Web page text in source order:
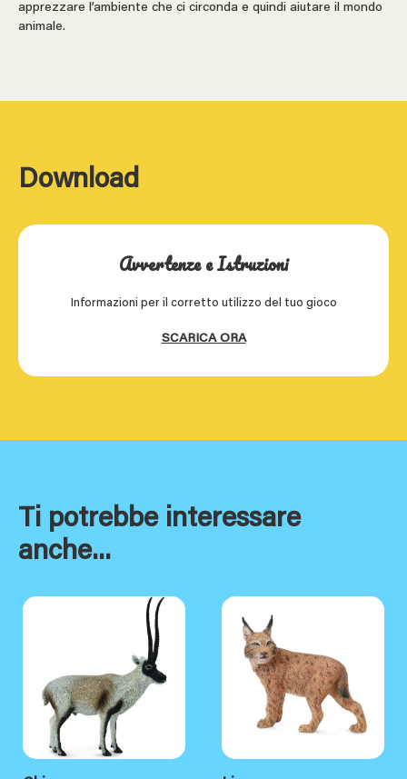
apprezzare l’ambiente che ci circonda e quindi aiutare il mondo
animale.
Download
Avvertenze e Istruzioni
Informazioni per il corretto utilizzo del tuo gioco
SCARICA ORA
Ti potrebbe interessare
anche...